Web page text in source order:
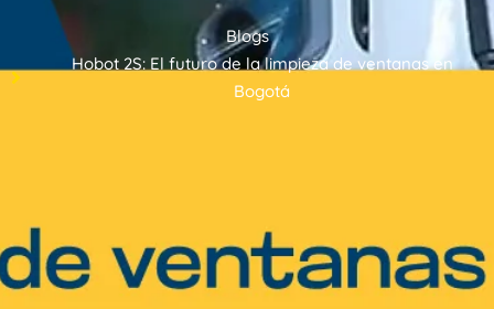
Blogs
Hobot 2S: El futuro de la limpieza de ventanas en
Bogotá